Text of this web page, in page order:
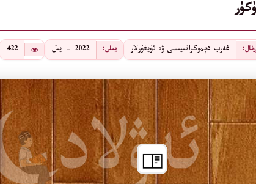
غەرب دېموكراتىيىسى ۋە ئۇيغۇرلار يىلى: 2022 - يىل 422